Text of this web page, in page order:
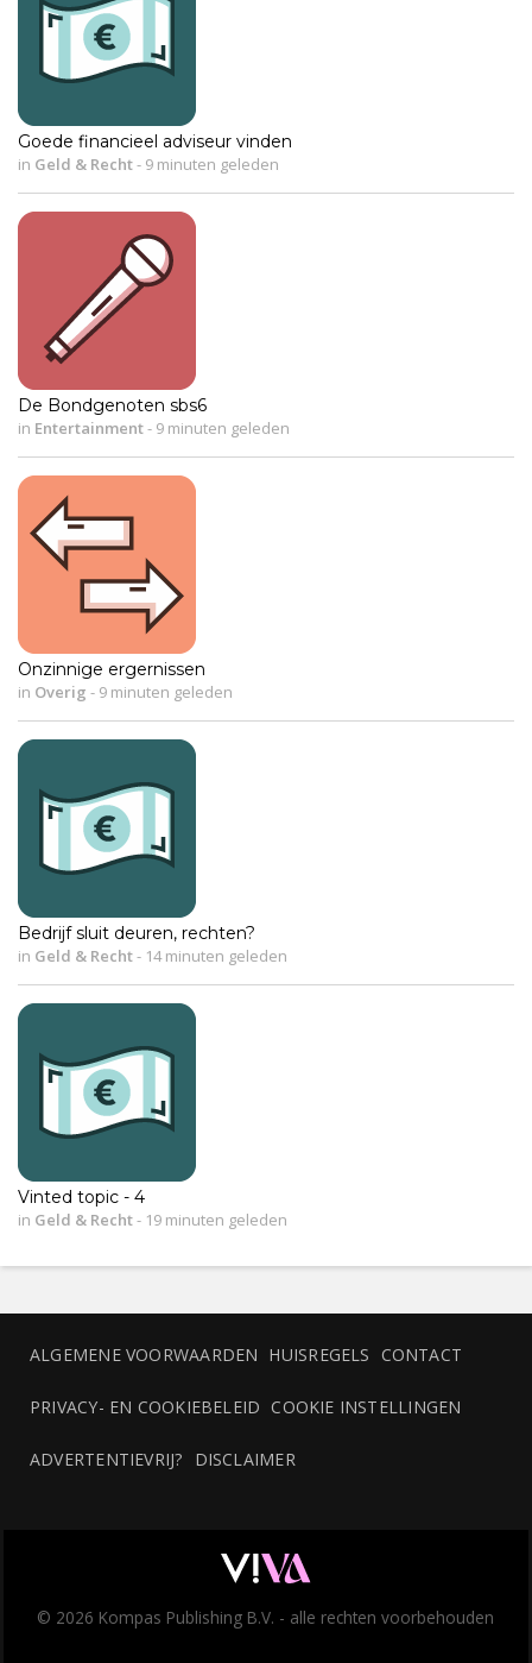
Goede financieel adviseur vinden
in Geld & Recht- 9 minuten geleden
De Bondgenoten sbs6
in Entertainment- 9 minuten geleden
Onzinnige ergernissen
in Overig - 9 minuten geleden
Bedrijf sluit deuren, rechten?
in Geld & Recht- 14 minuten geleden
Vinted topic - 4
in Geld & Recht- 19 minuten geleden
ALGEMENE VOORWAARDEN HUISREGELS CONTACT
PRIVACY- EN COOKIEBELEID COOKIE INSTELLINGEN
ADVERTENTIEVRIJ? DISCLAIMER
© 2026 Kompas Publishing B.V. - alle rechten voorbehouden